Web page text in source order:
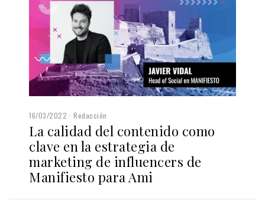
16/03/2022 Redacción
La calidad del contenido como
clave en la estrategia de
marketing de influencers de
Manifiesto para Ami